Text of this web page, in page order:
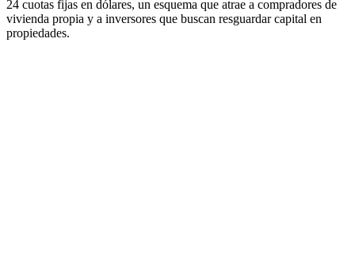
24 cuotas fijas en dólares, un esquema que atrae a compradores de
vivienda propia y a inversores que buscan resguardar capital en
propiedades.